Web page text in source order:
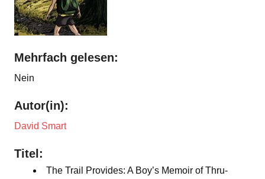
Mehrfach gelesen:
Nein
Autor(in):
David Smart
Titel:
The Trail Provides: A Boy’s Memoir of Thru-